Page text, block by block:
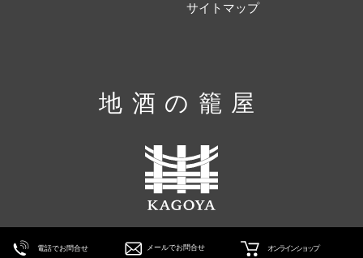
電話でお問合せ メールでお問合せ オンラインショップ
サイトマップ
地酒の籠屋